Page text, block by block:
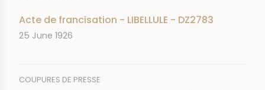
Acte de francisation - LIBELLULE - DZ2783
DATE
25 June 1926
COUPURES DE PRESSE